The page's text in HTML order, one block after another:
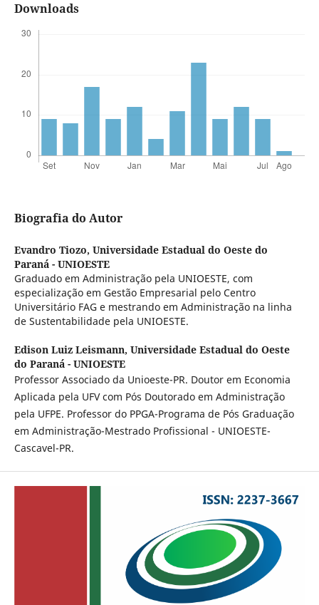
Downloads
Biografia do Autor
Evandro Tiozo, Universidade Estadual do Oeste do
Paraná - UNIOESTE
Graduado em Administração pela UNIOESTE, com
especialização em Gestão Empresarial pelo Centro
Universitário FAG e mestrando em Administração na linha
de Sustentabilidade pela UNIOESTE.
Edison Luiz Leismann, Universidade Estadual do Oeste
do Paraná - UNIOESTE
Professor Associado da Unioeste-PR. Doutor em Economia
Aplicada pela UFV com Pós Doutorado em Administração
pela UFPE. Professor do PPGA-Programa de Pós Graduação
em Administração-Mestrado Profissional - UNIOESTE-
Cascavel-PR.